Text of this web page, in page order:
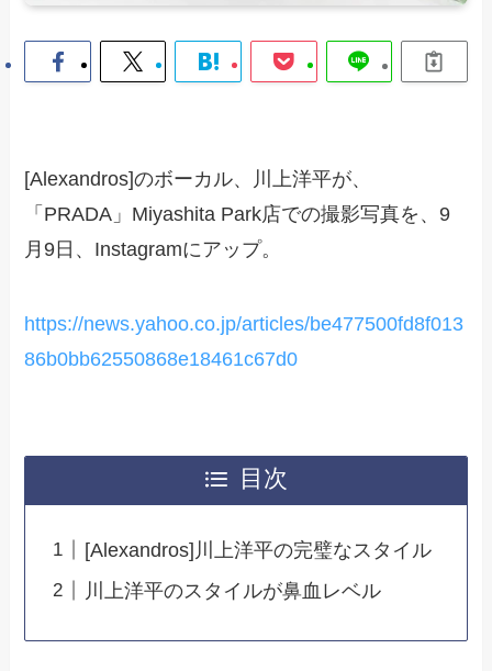
[Alexandros]のボーカル、川上洋平が、
「PRADA」Miyashita Park店での撮影写真を、9
月9日、Instagramにアップ。
https://news.yahoo.co.jp/articles/be477500fd8f013
86b0bb62550868e18461c67d0
目次
[Alexandros]川上洋平の完璧なスタイル
川上洋平のスタイルが鼻血レベル